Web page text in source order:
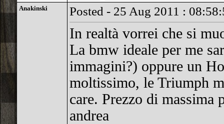
Anakinski Posted - 25 Aug 2011 :
In realtà vorrei che si
La bmw ideale per me
immagini?) oppure un
moltissimo, le Triumph
care. Prezzo di massima
andrea